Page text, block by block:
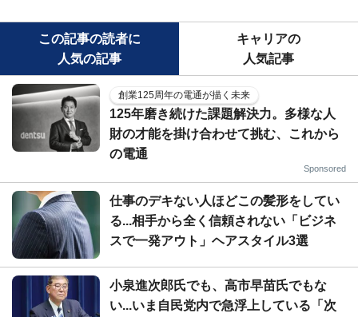
この記事の読者に
人気の記事
キャリアの
人気記事
創業125周年の電通が描く未来
125年磨き続けた課題解決力。多様な人
財の才能を掛け合わせて挑む、これから
の電通
Sponsored
仕事のデキない人ほどこの髪形をしてい
る...相手から全く信頼されない「ビジネ
スで一発アウト」ヘアスタイル3選
小泉進次郎氏でも、高市早苗氏でもな
い...いま自民党内で急浮上している「次